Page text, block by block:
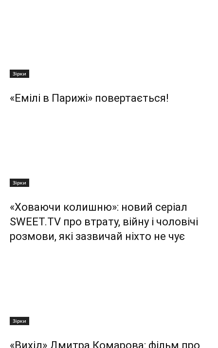
Зірки
«Емілі в Парижі» повертається!
Зірки
«Ховаючи колишню»: новий серіал
SWEET.TV про втрату, війну і чоловічі
розмови, які зазвичай ніхто не чує
Зірки
«Вихід» Дмитра Комарова: фільм про